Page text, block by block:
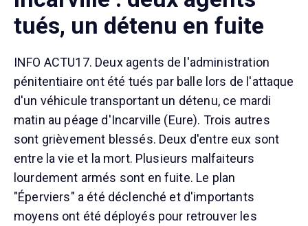
tués, un détenu en fuite
INFO ACTU17. Deux agents de l'administration
pénitentiaire ont été tués par balle lors de l'attaque
d'un véhicule transportant un détenu, ce mardi
matin au péage d'Incarville (Eure). Trois autres
sont grièvement blessés. Deux d'entre eux sont
entre la vie et la mort. Plusieurs malfaiteurs
lourdement armés sont en fuite. Le plan
"Éperviers" a été déclenché et d'importants
moyens ont été déployés pour retrouver les